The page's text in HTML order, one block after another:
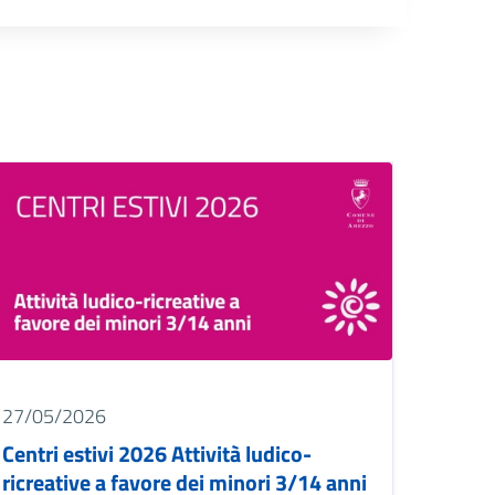
27/05/2026
Centri estivi 2026 Attività ludico-
ricreative a favore dei minori 3/14 anni